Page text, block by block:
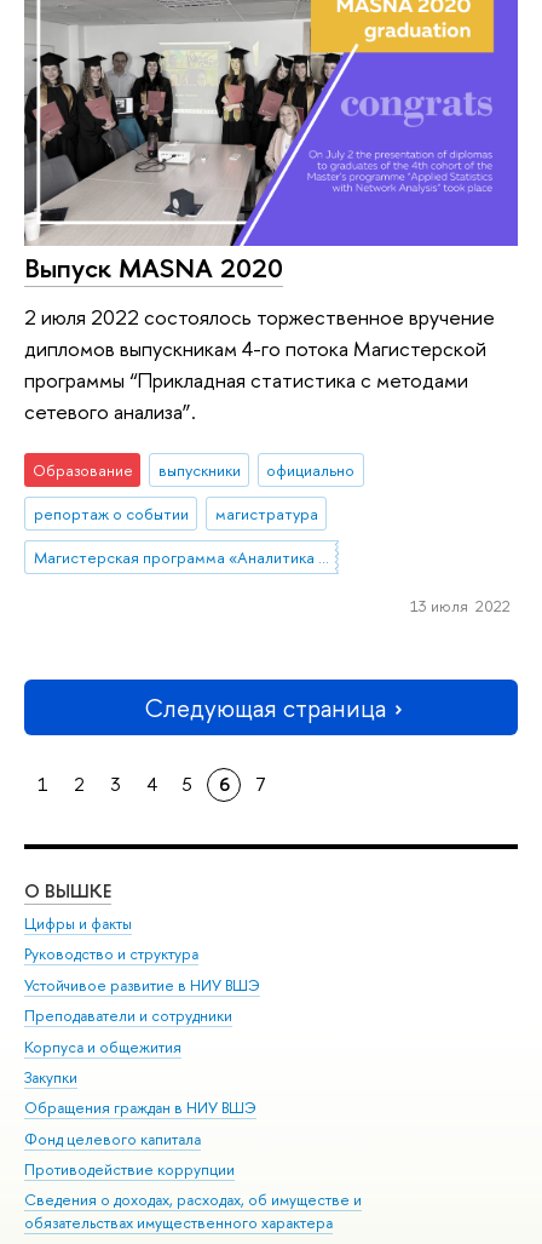
Выпуск MASNA 2020
2 июля 2022 состоялось торжественное вручение
дипломов выпускникам 4-го потока Магистерской
программы “Прикладная статистика с методами
сетевого анализа”.
Образование выпускники
официально
репортаж о событии
магистратура
Магистерская программа «Аналитика данных и прикладная статистика / Data Analytics and Social Statistics»
13 июля 2022
Следующая страница
1 2 3 4 5 6 7
О ВЫШКЕ
Цифры и факты
Руководство и структура
Устойчивое развитие в НИУ ВШЭ
Преподаватели и сотрудники
Корпуса и общежития
Закупки
Обращения граждан в НИУ ВШЭ
Фонд целевого капитала
Противодействие коррупции
Сведения о доходах, расходах, об имуществе и
обязательствах имущественного характера